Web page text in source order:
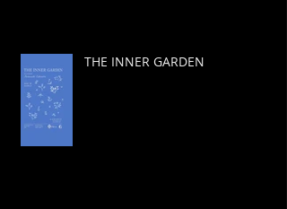
THE INNER GARDEN